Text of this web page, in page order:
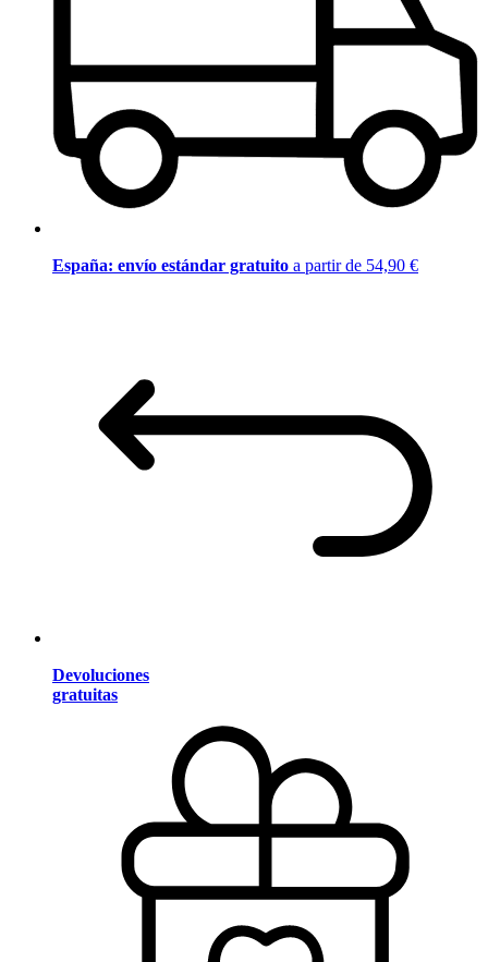
España: envío estándar gratuito a partir de 54,90 €
Devoluciones
gratuitas